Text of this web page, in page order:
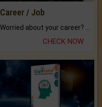
Career / Job
CHECK NOW